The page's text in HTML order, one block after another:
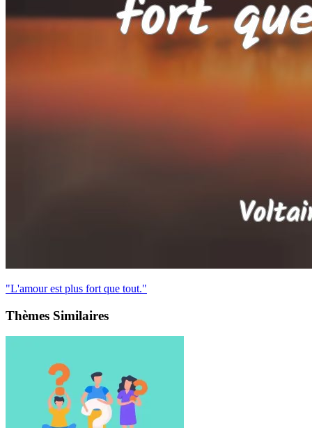
"L'amour est plus fort que tout."
Thèmes Similaires